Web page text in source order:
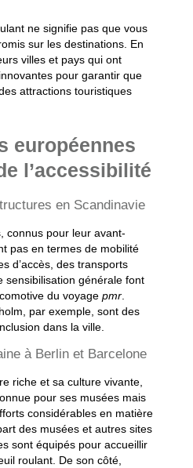
ne signifie pas que vous
sur les destinations. En
villeset paysqui ont
pour garantir que
attractions touristiques
européennes
l’accessibilité
en Scandinavie
connus pour leur avant-
pas en termes de mobilité
d’accès, des transports
sensibilisation générale font
du voyage pmr.
par exemple, sont des
dans la ville.
à Berlin et Barcelone
riche et sa culture vivante,
pour ses musées mais
considérables en matière
des musées et autres sites
sont équipés pour accueillir
roulant. De son côté,